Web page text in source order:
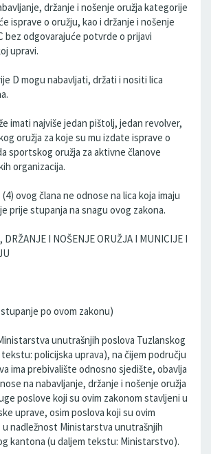
držanje i nošenje oružja kategorije
isprave o oružju, kao i držanje i nošenje
bez odgovarajuće potvrde o prijavi
upravi.
D mogu nabavljati, držati i nositi lica
imati najviše jedan pištolj, jedan revolver,
oružja za koje su mu izdate isprave o
sportskog oružja za aktivne članove
organizacija.
ovog člana ne odnose na lica koja imaju
prije stupanja na snagu ovog zakona.
DRŽANJE I NOŠENJE ORUŽJA I MUNICIJE I
po ovom zakonu)
unutrašnjih poslova Tuzlanskog
policijska uprava), na čijem području
ima prebivalište odnosno sjedište, obavlja
na nabavljanje, držanje i nošenje oružja
poslove koji su ovim zakonom stavljeni u
uprave, osim poslova koji su ovim
u nadležnost Ministarstva unutrašnjih
kantona (u daljem tekstu: Ministarstvo).